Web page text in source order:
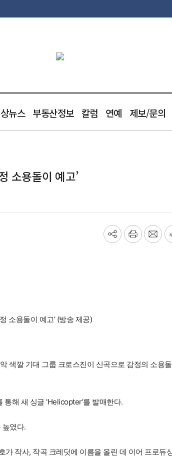
뉴스 부동산정보 칼럼 연예 제보/문의
소용돌이 예고’
기
프
메
소용돌이 예고’ (방송 제공)
색깔 기대 그룹 크로스진이 신곡으로 감정의 소용
통해 새 싱글 'Helicopter'를 발매한다.
높였다.
작사, 작곡 크레딧에 이름을 올린 데 이어 프로듀